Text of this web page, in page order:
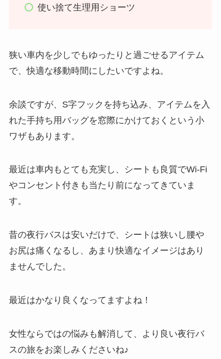
使い捨て生理用ショーツ
狭い車内を少しでもゆったりと過ごせるアイテム
で、快適な移動時間にしたいですよね。
余談ですが、S字フックを持ち込み、アイテムを入
れた手持ち用バッグを窓際にかけておくという小
ワザもあります。
最近は車内もとても充実し、シートも良質でWi-Fi
やコンセント付きも当たり前になってきていま
す。
昔の夜行バスは安いだけで、シートは狭いし腰や
お尻は痛くなるし、あまり快適なイメージはあり
ませんでした。
最近はかなり良くなってますよね！
女性ならではの悩みも解消して、より良い夜行バ
スの旅をお楽しみくださいね♪